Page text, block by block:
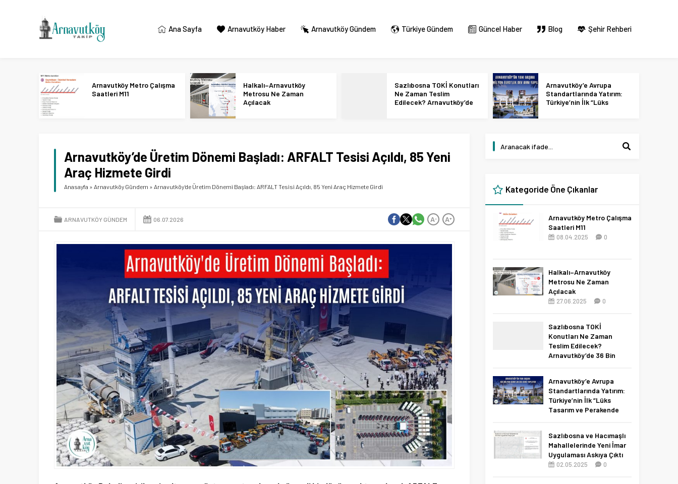
Ana Sayfa Arnavutköy Haber Arnavutköy Gündem Türkiye Gündem Güncel Haber Blog Şehir Rehberi
Arnavutköy Metro Çalışma
Saatleri M11
Halkalı–Arnavutköy
Metrosu Ne Zaman
Açılacak
Sazlıbosna TOKİ Konutları
Ne Zaman Teslim
Edilecek? Arnavutköy’de
Arnavutköy’e Avrupa
Standartlarında Yatırım:
Türkiye’nin İlk “Lüks
Arnavutköy’de Üretim Dönemi Başladı: ARFALT Tesisi Açıldı, 85 Yeni
Araç Hizmete Girdi
Anasayfa » Arnavutköy Gündem » Arnavutköy’de Üretim Dönemi Başladı: ARFALT Tesisi Açıldı, 85 Yeni Araç Hizmete Girdi
ARNAVUTKÖY GÜNDEM 06.07.2026 A+
A-
Kategoride Öne Çıkanlar
Arnavutköy Metro Çalışma
Saatleri M11
08.04.2025 0
Halkalı–Arnavutköy
Metrosu Ne Zaman
Açılacak
27.06.2025 0
Sazlıbosna TOKİ
Konutları Ne Zaman
Teslim Edilecek?
Arnavutköy’de 36 Bin
11.04.2026 0
Arnavutköy’e Avrupa
Standartlarında Yatırım:
Türkiye’nin İlk “Lüks
Tasarım ve Perakende
Sazlıbosna ve Hacımaşlı
Mahallelerinde Yeni İmar
Uygulaması Askıya Çıktı
02.05.2025 0